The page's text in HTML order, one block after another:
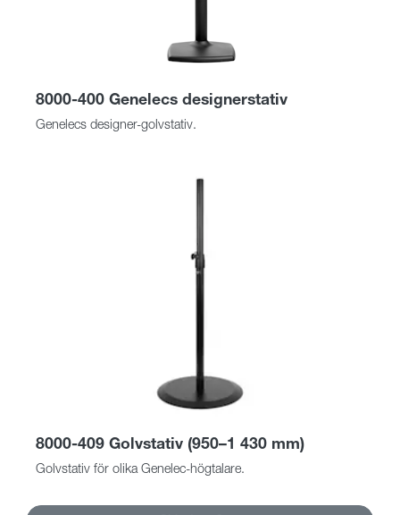
8000-400 Genelecs designerstativ
Genelecs designer-golvstativ.
8000-409 Golvstativ (950–1 430 mm)
Golvstativ för olika Genelec-högtalare.